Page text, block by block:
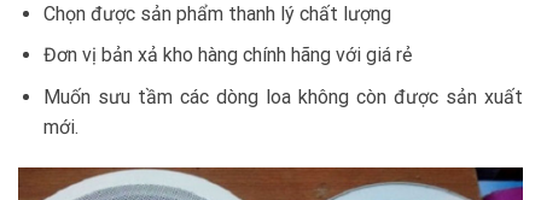
Chọn được sản phẩm thanh lý chất lượng
Đơn vị bản xả kho hàng chính hãng với giá rẻ
Muốn sưu tầm các dòng loa không còn được sản xuất
mới.